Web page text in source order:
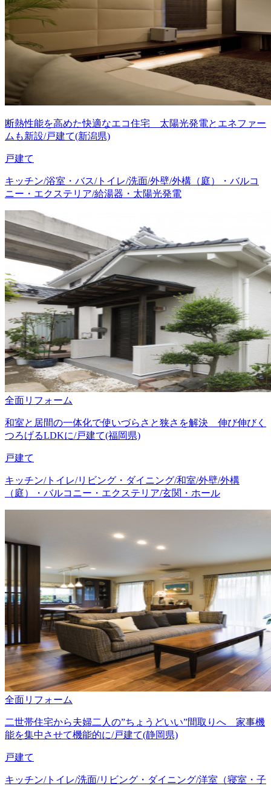
断熱性能を高めた快適なエコ住宅 太陽光発電とエネファー
ムも新設/戸建て(新潟県)
戸建て
キッチン/浴室・バス/トイレ/洗面/外壁/外構（庭）・バルコ
ニー・エクステリア/給湯器・太陽光発電
全面リフォーム
和室と居間の一体化で使いづらさと狭さを解決 伸び伸びく
つろげるLDKに/戸建て(福岡県)
戸建て
キッチン/トイレ/リビング・ダイニング/和室/外壁/外構
（庭）・バルコニー・エクステリア/玄関・ホール
全面リフォーム
二世帯住宅から夫婦二人の”ちょうどいい”間取りへ 家事機
能を集中させて機能的に/戸建て(静岡県)
戸建て
キッチン/トイレ/洗面/リビング・ダイニング/洋室（寝室・子